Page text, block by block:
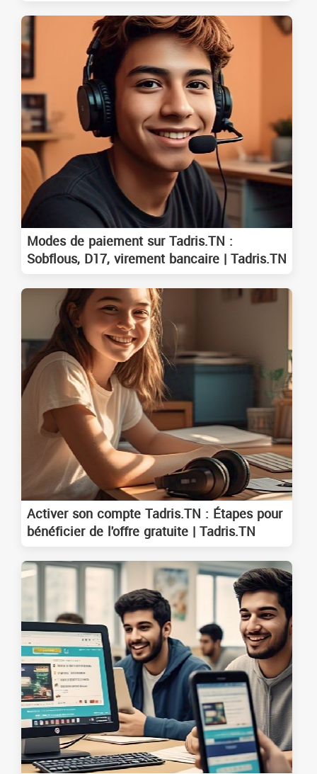
Modes de paiement sur Tadris.TN :
Sobflous, D17, virement bancaire | Tadris.TN
Activer son compte Tadris.TN : Étapes pour
bénéficier de l'offre gratuite | Tadris.TN